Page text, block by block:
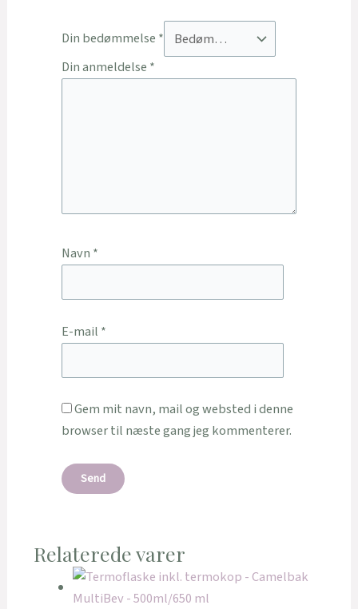
Din bedømmelse *
Din anmeldelse *
Navn *
E-mail *
Gem mit navn, mail og websted i denne
browser til næste gang jeg kommenterer.
Relaterede varer